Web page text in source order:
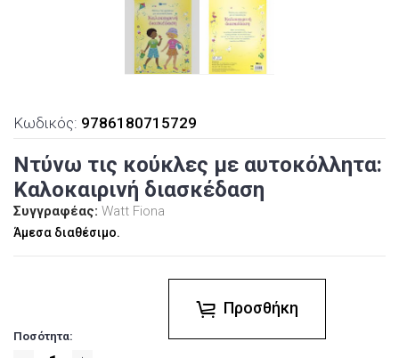
Κωδικός: 9786180715729
Ντύνω τις κούκλες με αυτοκόλλητα:
Καλοκαιρινή διασκέδαση
Συγγραφέας: Watt Fiona
Άμεσα διαθέσιμο.
Ποσότητα:
Προσθήκη